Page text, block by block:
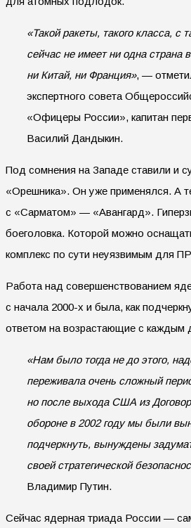
«Такой ракеты, такого класса, с
сейчас не имеет ни одна
ни Китай, ни Франция», —
экспертного совета
«Офицеры России», капитан
Василий Дандыкин.
Под сомнения на Западе ставили и
«Орешника». Он уже применялся. А
с «Сарматом» — «Авангард».
боеголовка. Которой можно
комплекс по сути неуязвимым для
Работа над совершенствованием
с начала 2000-х и была, как
ответом на возрастающие с каждым
«Нам было тогда не до этого,
переживала очень сложный
но после выхода США из
обороне в 2002 году мы были
подчеркнуть, вынуждены
своей стратегической
Владимир Путин.
Сейчас ядерная триада России —